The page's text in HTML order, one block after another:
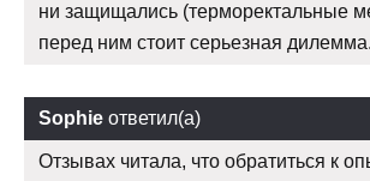
ни защищались (терморектальные
перед ним стоит серьезная дилемма.
Sophie ответил(а)
Отзывах читала, что обратиться к